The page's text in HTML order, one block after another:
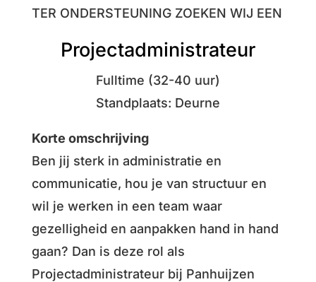
TER ONDERSTEUNING ZOEKEN WIJ EEN
Projectadministrateur
Fulltime (32-40 uur)
Standplaats: Deurne
Korte omschrijving
Ben jij sterk in administratie en
communicatie, hou je van structuur en
wil je werken in een team waar
gezelligheid en aanpakken hand in hand
gaan? Dan is deze rol als
Projectadministrateur bij Panhuijzen